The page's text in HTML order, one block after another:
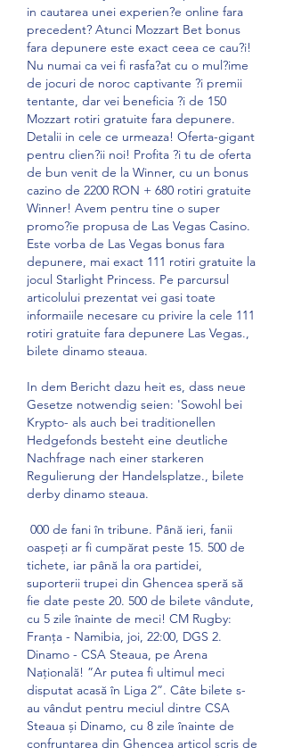
in cautarea unei experien?e online fara
precedent? Atunci Mozzart Bet bonus
fara depunere este exact ceea ce cau?i!
Nu numai ca vei fi rasfa?at cu o mul?ime
de jocuri de noroc captivante ?i premii
tentante, dar vei beneficia ?i de 150
Mozzart rotiri gratuite fara depunere.
Detalii in cele ce urmeaza! Oferta-gigant
pentru clien?ii noi! Profita ?i tu de oferta
de bun venit de la Winner, cu un bonus
cazino de 2200 RON + 680 rotiri gratuite
Winner! Avem pentru tine o super
promo?ie propusa de Las Vegas Casino.
Este vorba de Las Vegas bonus fara
depunere, mai exact 111 rotiri gratuite la
jocul Starlight Princess. Pe parcursul
articolului prezentat vei gasi toate
informaiile necesare cu privire la cele 111
rotiri gratuite fara depunere Las Vegas.,
bilete dinamo steaua.
In dem Bericht dazu heit es, dass neue
Gesetze notwendig seien: 'Sowohl bei
Krypto- als auch bei traditionellen
Hedgefonds besteht eine deutliche
Nachfrage nach einer starkeren
Regulierung der Handelsplatze., bilete
derby dinamo steaua.
oaspeți ar fi cumpărat peste 15. 500 de
tichete, iar până la ora partidei,
suporterii trupei din Ghencea speră să
fie date peste 20. 500 de bilete vândute,
cu 5 zile înainte de meci! CM Rugby:
Franța - Namibia, joi, 22:00, DGS 2.
Dinamo - CSA Steaua, pe Arena
Națională! ”Ar putea fi ultimul meci
disputat acasă în Liga 2”. Câte bilete s-
au vândut pentru meciul dintre CSA
Steaua și Dinamo, cu 8 zile înainte de
confruntarea din Ghencea articol scris de